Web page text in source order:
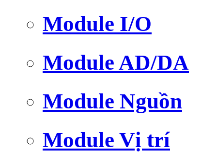
Module I/O
Module AD/DA
Module Nguồn
Module Vị trí